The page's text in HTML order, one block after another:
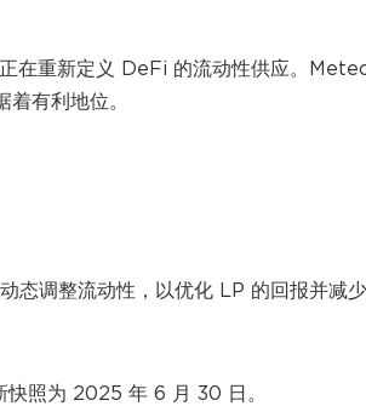
在重新定义 DeFi 的流动性供应。
着有利地位。
调整流动性，以优化 LP 的回报并减
照为 2025 年 6 月 30 日。